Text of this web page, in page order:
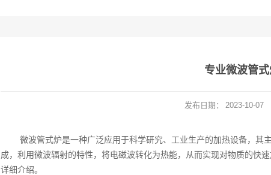
专业微波管
发布日期： 2023-10-07
微波管式炉是一种广泛应用于科学研究、工业生产的加热设备，其
成，利用微波辐射的特性，将电磁波转化为热能，从而实现对物质的快
详细介绍。